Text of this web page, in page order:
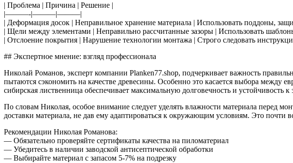
| Проблема | Причина | Решение |
|———-|———|———|
| Деформация досок | Неправильное хранение материала | Использовать поддоны,
| Щели между элементами | Неправильно рассчитанные зазоры | Использовать
| Отслоение покрытия | Нарушение технологии монтажа | Строго следовать
## Экспертное мнение: взгляд профессионала
Николай Романов, эксперт компании Planken77.shop, подчеркивает важность
пытаются сэкономить на качестве древесины. Особенно это касается выбора между
сибирская лиственница обеспечивает максимальную долговечность и устойчивость
По словам Николая, особое внимание следует уделять влажности материала перед
доставки материала, не дав ему адаптироваться к окружающим условиям. Это почти
Рекомендации Николая Романова:
— Обязательно проверяйте сертификаты качества на пиломатериал
— Убедитесь в наличии заводской антисептической обработки
— Выбирайте материал с запасом 5-7% на подрезку